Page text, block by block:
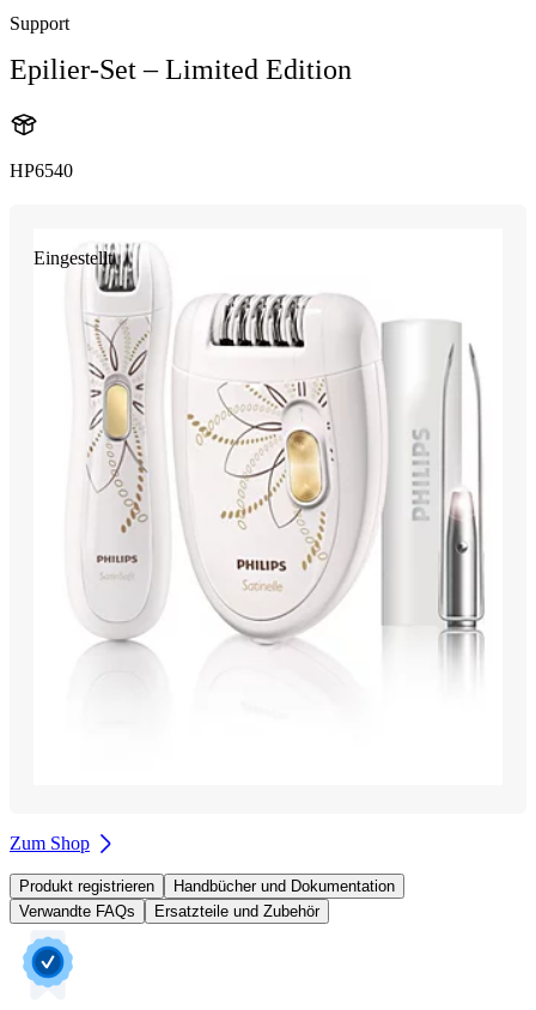
Support
Epilier-Set – Limited Edition
HP6540
Eingestellt
Zum Shop
Produkt registrieren
Handbücher und Dokumentation
Verwandte FAQs
Ersatzteile und Zubehör